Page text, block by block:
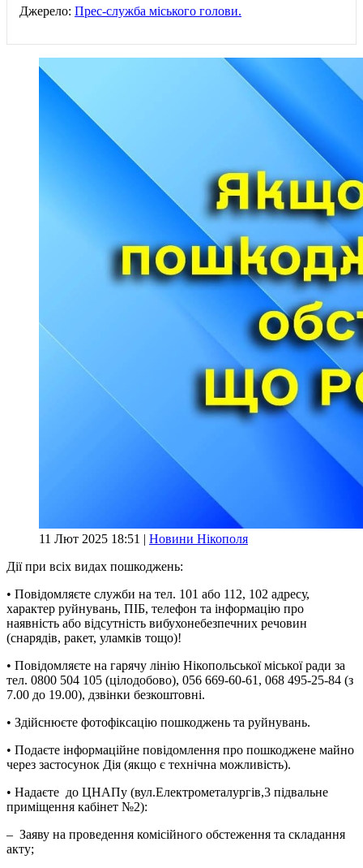
Джерело: Прес-служба міського голови.
11 Лют 2025 18:51 | Новини Нікополя
Дії при всіх видах пошкоджень:
• Повідомляєте служби на тел. 101 або 112, 102 адресу,
характер руйнувань, ПІБ, телефон та інформацію про
наявність або відсутність вибухонебезпечних речовин
(снарядів, ракет, уламків тощо)!
• Повідомляєте на гарячу лінію Нікопольської міської ради за
тел. 0800 504 105 (цілодобово), 056 669-60-61, 068 495-25-84 (з
7.00 до 19.00), дзвінки безкоштовні.
• Здійснюєте фотофіксацію пошкоджень та руйнувань.
• Подаєте інформаційне повідомлення про пошкоджене майно
через застосунок Дія (якщо є технічна можливість).
• Надаєте до ЦНАПу (вул.Електрометалургів,3 підвальне
приміщення кабінет №2):
– Заяву на проведення комісійного обстеження та складання
акту;